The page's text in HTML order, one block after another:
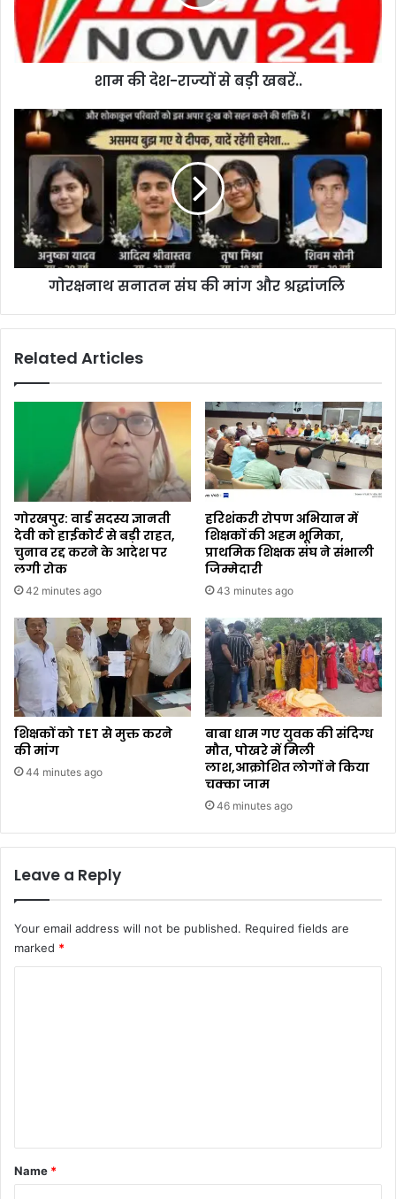
शाम की देश-राज्यों से बड़ी खबरें..
गोरक्षनाथ सनातन संघ की मांग और श्रद्धांजलि
Related Articles
गोरखपुर: वार्ड सदस्य ज्ञानती
देवी को हाईकोर्ट से बड़ी राहत,
चुनाव रद्द करने के आदेश पर
लगी रोक
42 minutes ago
हरिशंकरी रोपण अभियान में
शिक्षकों की अहम भूमिका,
प्राथमिक शिक्षक संघ ने संभाली
जिम्मेदारी
43 minutes ago
शिक्षकों को TET से मुक्त करने
की मांग
44 minutes ago
बाबा धाम गए युवक की संदिग्ध
मौत, पोखरे में मिली
लाश,आक्रोशित लोगों ने किया
चक्का जाम
46 minutes ago
Leave a Reply
Your email address will not be published. Required fields are
marked *
*
Name *